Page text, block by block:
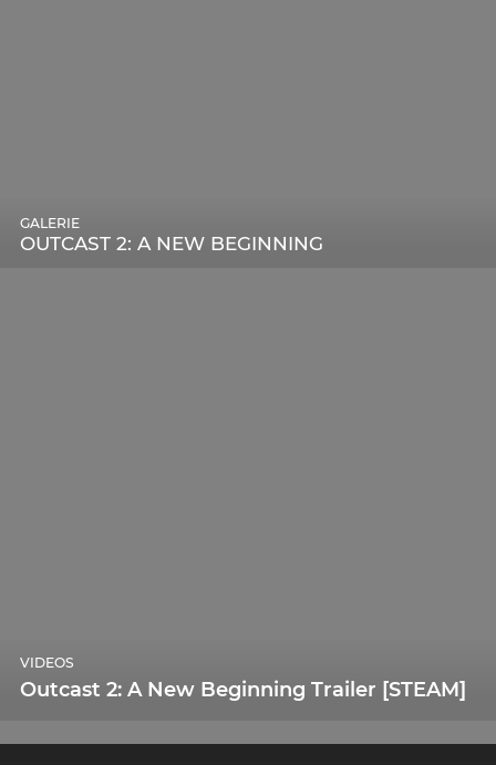
OUTCAST 2: A NEW BEGINNING
GALERIE
Outcast 2: A New Beginning Trailer [STEAM]
VIDEOS